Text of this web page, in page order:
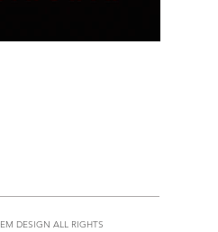
DESIGN ALL RIGHTS